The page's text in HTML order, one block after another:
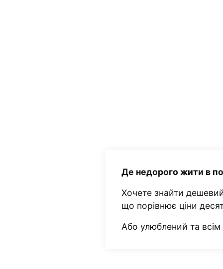
Де недорого жити в
Хочете знайти
що порівнює ціни
Або улюблений та